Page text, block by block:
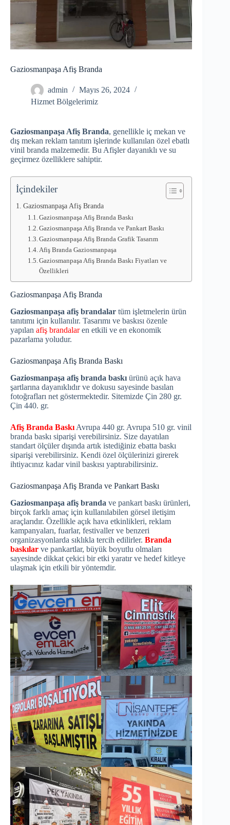
Gaziosmanpaşa Afiş Branda
admin
Mayıs 26, 2024
Hizmet Bölgelerimiz
Gaziosmanpaşa Afiş Branda, genellikle iç mekan ve
dış mekan reklam tanıtım işlerinde kullanılan özel ebatlı
vinil branda malzemedir. Bu Afişler dayanıklı ve su
geçirmez özelliklere sahiptir.
İçindekiler
Gaziosmanpaşa Afiş Branda
Gaziosmanpaşa Afiş Branda Baskı
Gaziosmanpaşa Afiş Branda ve Pankart Baskı
Gaziosmanpaşa Afiş Branda Grafik Tasarım
Afiş Branda Gaziosmanpaşa
Gaziosmanpaşa Afiş Branda Baskı Fiyatları ve
Özellikleri
Gaziosmanpaşa Afiş Branda
Gaziosmanpaşa afiş brandalar tüm işletmelerin ürün
tanıtımı için kullanılır. Tasarımı ve baskısı özenle
yapılan afiş brandalaren etkili ve en ekonomik
pazarlama yoludur.
Gaziosmanpaşa Afiş Branda Baskı
Gaziosmanpaşa afiş branda baskı ürünü açık hava
şartlarına dayanıklıdır ve dokusu sayesinde basılan
fotoğrafları net göstermektedir. Sitemizde Çin 280 gr.
Çin 440. gr.
Afiş Branda Baskı Avrupa 440 gr. Avrupa 510 gr. vinil
branda baskı siparişi verebilirsiniz. Size dayatılan
standart ölçüler dışında artık istediğiniz ebatta baskı
siparişi verebilirsiniz. Kendi özel ölçülerinizi girerek
ihtiyacınız kadar vinil baskısı yaptırabilirsiniz.
Gaziosmanpaşa Afiş Branda ve Pankart Baskı
Gaziosmanpaşa afiş branda ve pankart baskı ürünleri,
birçok farklı amaç için kullanılabilen görsel iletişim
araçlarıdır. Özellikle açık hava etkinlikleri, reklam
kampanyaları, fuarlar, festivaller ve benzeri
organizasyonlarda sıklıkla tercih edilirler. Branda
baskılar ve pankartlar, büyük boyutlu olmaları
sayesinde dikkat çekici bir etki yaratır ve hedef kitleye
ulaşmak için etkili bir yöntemdir.